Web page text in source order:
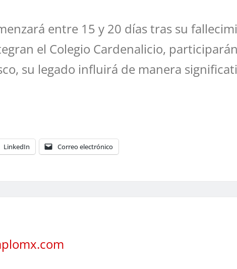
entre 15 y 20 días tras su
el Colegio Cardenalicio,
su legado influirá de manera
LinkedIn Correo electrónico